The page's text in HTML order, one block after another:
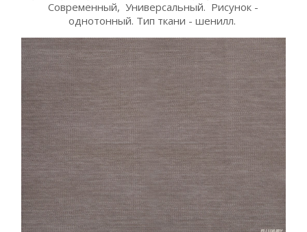
Современный, Универсальный. Рисунок -
однотонный. Тип ткани - шенилл.